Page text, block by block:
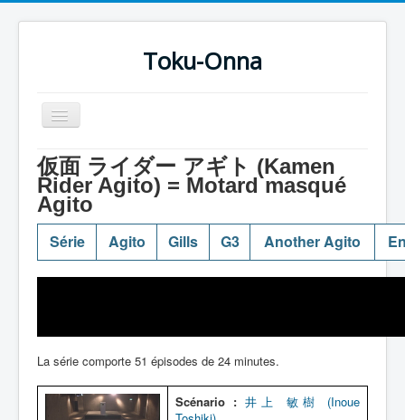
Toku-Onna
Basculer
la
Accueil
Toku-Actrices
Toku-Critiques
Séries
Films
Lexique
仮面 ライダー アギト (Kamen
Rider Agito) = Motard masqué
Agito
Série Agito Gills G3 Another Agito
La série comporte 51 épisodes de 24 minutes.
Scénario : 井上 敏樹 (Inoue